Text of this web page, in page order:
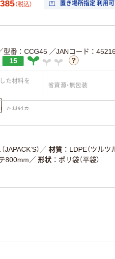
（税込） 置き場所指定 利用可
型番：CCG45 ／JANコード：
15
た材料を
省資源・無包装
た材料を
ている
です。詳しくはページ下部の商品詳
JAPACK’S） ／ 材質 LDPE（ツルツ
800mm ／ 形状
ポリ袋（平袋）